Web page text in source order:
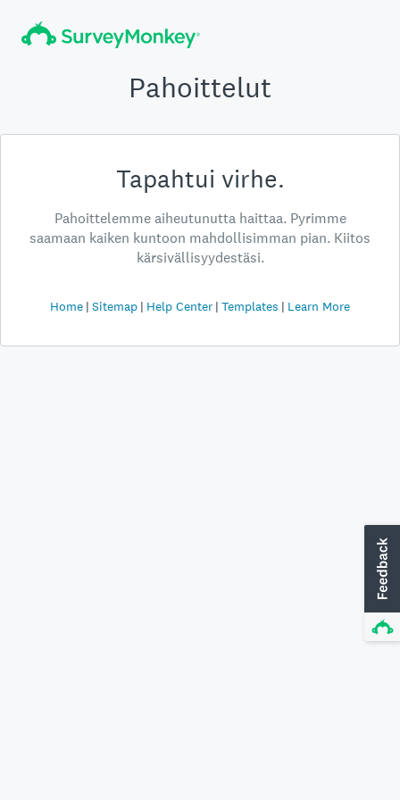
Pahoittelut
Tapahtui virhe.
Pahoittelemme aiheutunutta haittaa. Pyrimme
saamaan kaiken kuntoon mahdollisimman pian. Kiitos
kärsivällisyydestäsi.
Home Sitemap Help Center Templates Learn More